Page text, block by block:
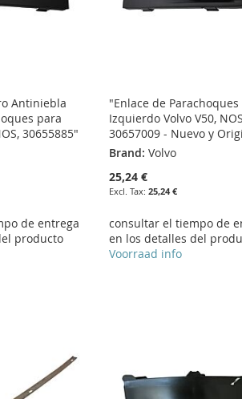
Antiniebla
para
30655885"
de entrega
producto
"Enlace de Parachoques
Izquierdo Volvo V50,
30657009 - Nuevo y
Brand: Volvo
25,24 €
25,24 €
consultar el tiempo de
en los detalles del
Voorraad info